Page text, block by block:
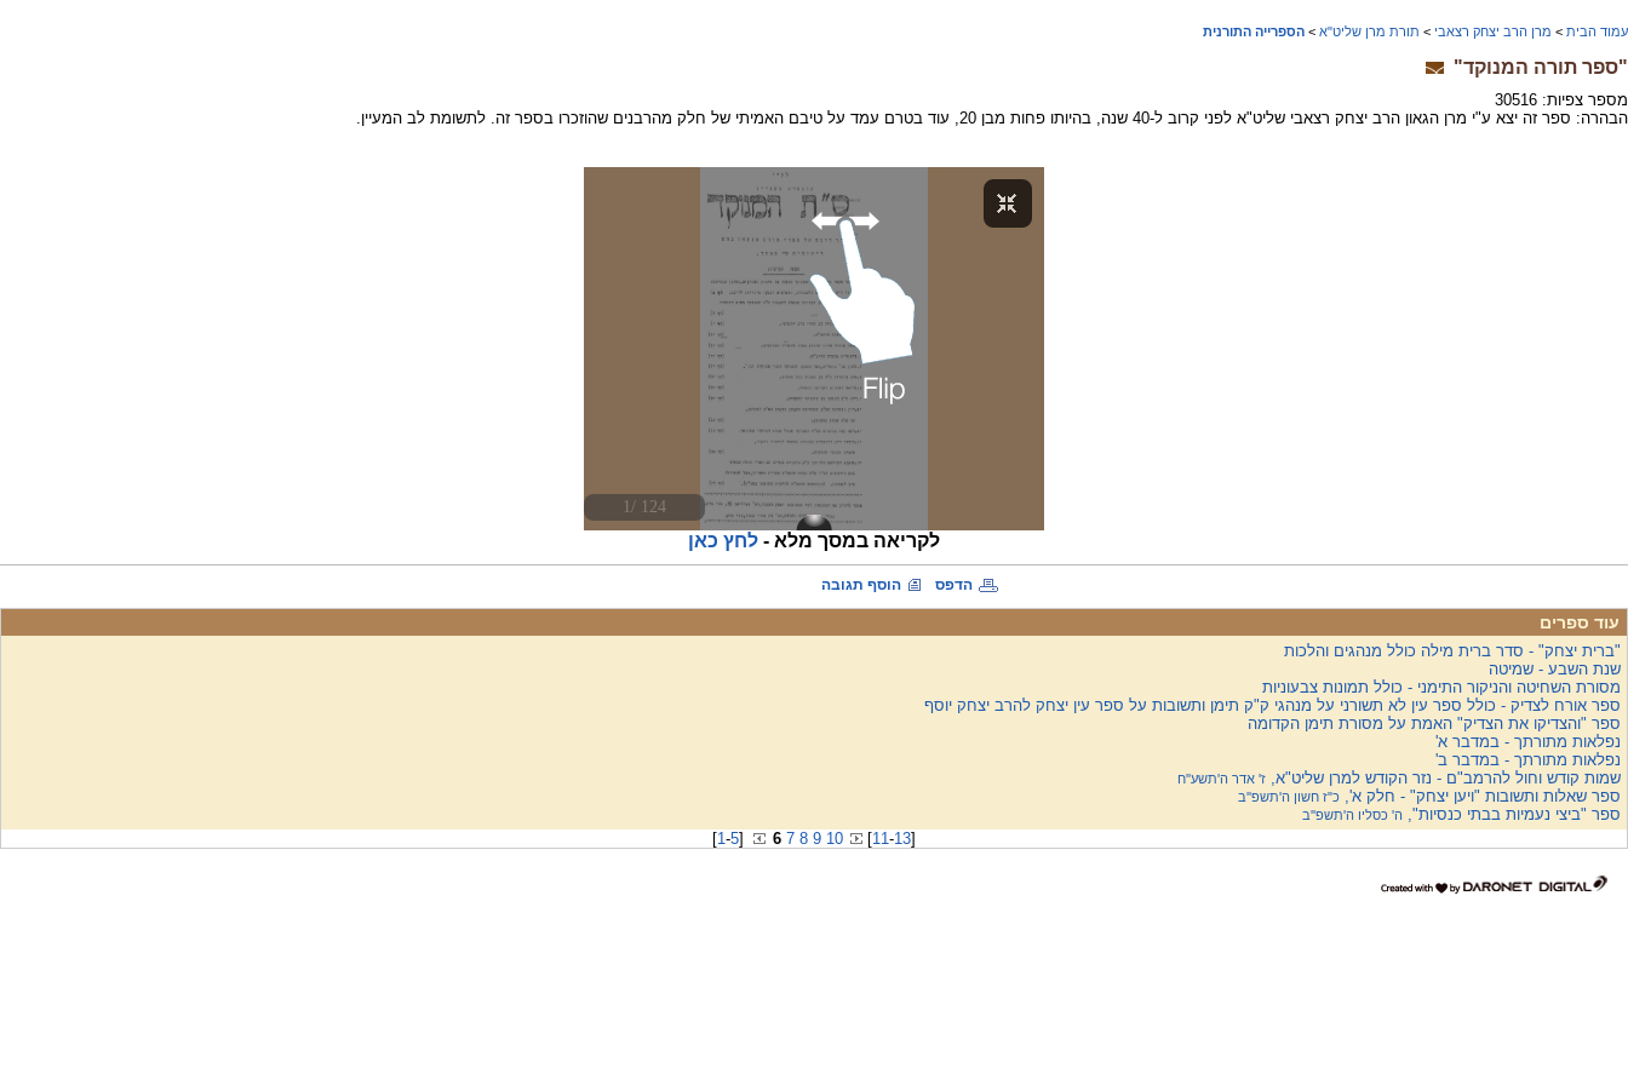
עמוד הבית > מרן הרב יצחק רצאבי > תורת מרן שליט"א > הספרייה התורנית
"ספר תורה המנוקד"
מספר צפיות: 30516
הבהרה: ספר זה יצא ע"י מרן הגאון הרב יצחק רצאבי שליט"א לפני קרוב ל-40 שנה, בהיותו פחות מבן 20, עוד בטרם עמד על טיבם האמיתי של חלק מהרבנים שהוזכרו בספר זה. לתשומת לב המעיין.
לקריאה במסך מלא - לחץ כאן
הדפס הוסף תגובה
עוד ספרים
"ברית יצחק" - סדר ברית מילה כולל מנהגים והלכות
שנת השבע - שמיטה
מסורת השחיטה והניקור התימני - כולל תמונות צבעוניות
ספר אורח לצדיק - כולל ספר עין לא תשורני על מנהגי ק"ק תימן ותשובות על ספר עין יצחק להרב יצחק יוסף
ספר "והצדיקו את הצדיק" האמת על מסורת תימן הקדומה
נפלאות מתורתך - במדבר א'
נפלאות מתורתך - במדבר ב'
שמות קודש וחול להרמב"ם - נזר הקודש למרן שליט"א, ז' אדר ה'תשע''ח
ספר שאלות ותשובות "ויען יצחק" - חלק א', כ"ז חשון ה'תשפ''ב
ספר "ביצי נעמיות בבתי כנסיות", ה' כסליו ה'תשפ''ב
[1-5] 6 7 8 9 10 [11-13]
דרונט